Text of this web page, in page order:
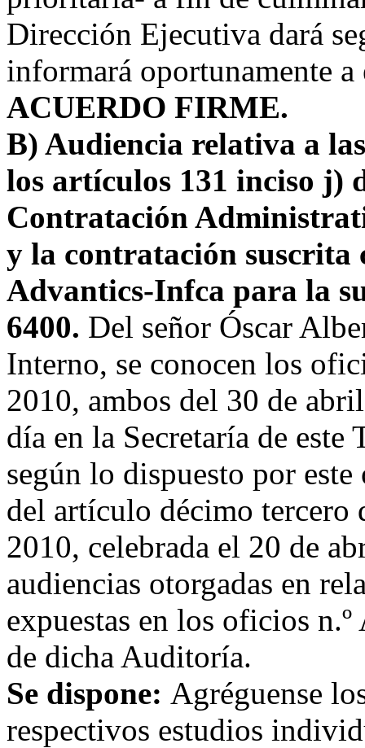
Dirección Ejecutiva dará
informará oportunamente
ACUERDO FIRME.
B) Audiencia relativa a
los artículos 131 inciso j)
Contratación
y la contratación suscrita
Advantics-Infca para la
6400. Del señor Óscar
Interno, se conocen los
2010, ambos del 30 de
día en la Secretaría de
según lo dispuesto por
del artículo décimo tercero
2010, celebrada el 20 de
audiencias otorgadas en
expuestas en los oficios
de dicha Auditoría.
Se dispone: Agréguense
respectivos estudios